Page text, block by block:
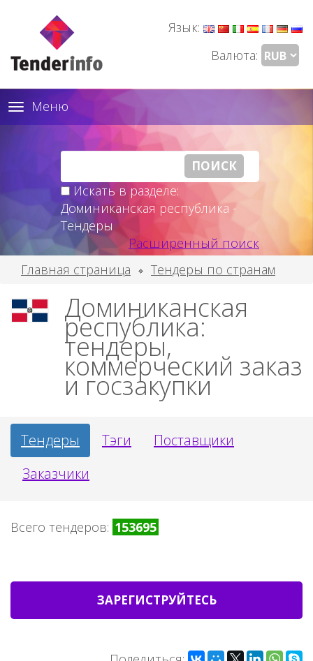
Язык:
Валюта:
Toggle
navigation
Меню
Искать в разделе:
Доминиканская республика -
Тендеры
Расширенный поиск
Главная страница
Тендеры по странам
Доминиканская
республика:
тендеры,
коммерческий заказ
и госзакупки
Тендеры Тэги
Поставщики
Заказчики
Всего тендеров: 153695
ЗАРЕГИСТРУЙТЕСЬ